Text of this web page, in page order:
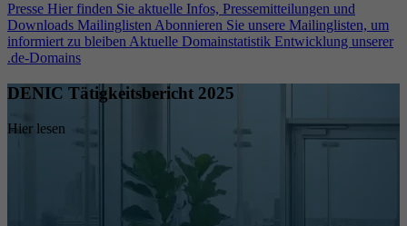
Presse Hier finden Sie aktuelle Infos, Pressemitteilungen und
Downloads Mailinglisten Abonnieren Sie unsere Mailinglisten, um
informiert zu bleiben Aktuelle Domainstatistik Entwicklung unserer
.de-Domains
DENIC Tätigkeitsbericht 2025
Hier lesen